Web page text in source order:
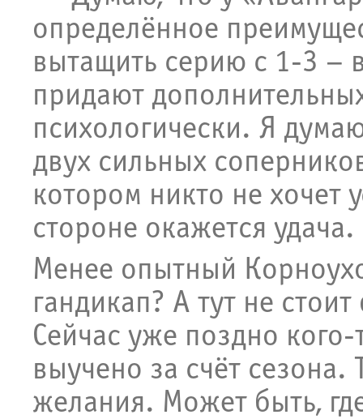
определённое
вытащить серию с 1-3 –
придают
психологически. Я
двух сильных
котором никто не хочет
стороне окажется удача.
Менее опытный
гандикап? А тут не
Сейчас уже поздно
выучено за счёт сезона.
желания. Может быть,